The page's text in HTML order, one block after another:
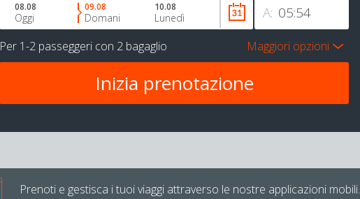
A:
08.08
Oggi
09.08
Domani
10.08
Lunedì
Per 1-2 passeggeri con 2 bagaglio Maggiori opzioni
Prenoti e gestisca i tuoi viaggi attraverso le nostre applicazioni mobili.